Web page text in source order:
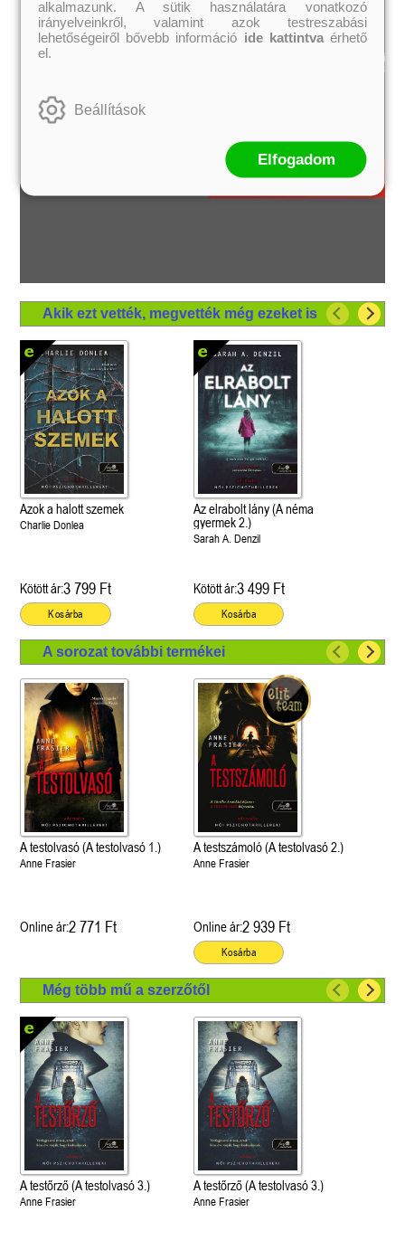
Akik ezt vették, megvették még ezeket is
Azok a halott szemek
Charlie Donlea
Kötött ár:3 799 Ft
Kosárba
Az elrabolt lány (A néma
gyermek 2.)
Sarah A. Denzil
Kötött ár:3 499 Ft
Kosárba
A sorozat további termékei
A testolvasó (A testolvasó 1.)
Anne Frasier
Online ár:2 771 Ft
A testszámoló (A testolvasó 2.)
Anne Frasier
Online ár:2 939 Ft
Kosárba
Még több mű a szerzőtől
A testőrző (A testolvasó 3.)
Anne Frasier
A testőrző (A testolvasó 3.)
Anne Frasier
alkalmazunk. A sütik használatára vonatkozó
irányelveinkről, valamint azok testreszabási
lehetőségeiről bővebb információ ide kattintvaérhető
el.
Beállítások
Elfogadom